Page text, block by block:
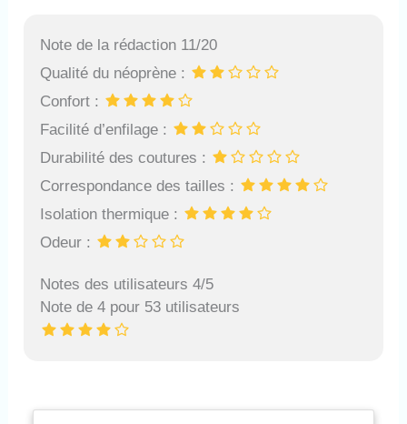
Note de la rédaction 11/20
Qualité du néoprène :
Confort :
Facilité d’enfilage :
Durabilité des coutures :
Correspondance des tailles :
Isolation thermique :
Odeur :
Notes des utilisateurs 4/5
Note de 4 pour 53 utilisateurs